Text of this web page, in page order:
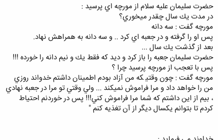
ﺣﻀﺮﺕ ﺳﻠﻴﻤﺎﻥ ﻋﻠﻴﻪ ﺳﻼﻡ ﺍﺯ ﻣﻮﺭﭼﻪ ﺍﻱ ﭘﺮﺳﻴﺪ :
ﺩﺭ ﻣﺪﺕ ﻳﻚ ﺳﺎﻝ ﭼﻘﺪﺭ ﻣﻴﺨﻮﺭﻱ؟
ﻣﻮﺭﭼﻪ ﮔﻔﺖ : ﺳﻪ ﺩﺍﻧﻪ
ﭘﺲ ﺍﻭ ﺭﺍ ﮔﺮﻓﺘﻪ ﻭ ﺩﺭ ﺟﻌﺒﻪ ﺍﻱ ﻛﺮﺩ .. ﻭ ﺳﻪ ﺩﺍﻧﻪ ﺑﻪ ﻫﻤﺮﺍﻫﺶ ﻧﻬﺎﺩ.
ﺑﻌﺪ ﺍﺯ ﮔﺬﺷﺖ ﻳﻚ ﺳﺎﻝ ...
ﺣﻀﺮﺕ ﺳﻠﻴﻤﺎﻥ ﺟﻌﺒﻪ ﺭﺍ ﺑﺎﺯ ﻛﺮﺩ ﻭ ﺩﻳﺪ ﻛﻪ ﻓﻘﻂ ﻳﻚ ﻭ ﻧﻴﻢ ﺩﺍﻧﻪ ﺭﺍ ﺧﻮﺭﺩﻩ !!!
ﭘﺲ ﺑﺎ ﺗﻌﺠﺐ ﺍﺯ ﻣﻮﺭﭼﻪ ﭘﺮﺳﻴﺪ ﭼﺮﺍ ؟
ﻣﻮﺭﭼﻪ ﮔﻔﺖ : ﭼﻮﻥ ﻭﻗﺘﻴ ﻜﻪ ﻣﻦ ﺁﺯﺍﺩ ﺑﻮﺩﻡ ﺍﻃﻤﻴﻨﺎﻥ داشتم ﺧﺪﻭﺍﻧﺪ ﺭﻭﺯﻱ
ﻣﻦ ﺭﺍ ﺧﻮﺍﻫﺪ ﺩﺍﺩ ﻭ ﻣﺮﺍ ﻓﺮﺍﻣﻮﺵ ﻧﻤﻴﻜﻨﺪ ... ﻭﻟﻲ ﻭﻗﺘﻲ ﺗﻮ ﻣﺮﺍ ﺩﺭ ﺟﻌﺒﻪ ﻧﻬﺎﺩﻱ
، ﺑﻴﻢ ﺍﺯ ﺍﻳﻦ ﺩﺍﺷﺘﻢ ﻛﻪ ﺷﻤﺎ ﻣﺮﺍ ﻓﺮﺍﻣﻮﺵ ﻛﻨﻲ!!! ﭘﺲ ﺩﺭ ﺧﻮﺭﺩﻧﻢ ﺍﺣﺘﻴﺎﻁ
ﻛﺮﺩﻡ ﺗﺎ ﺑﺘﻮﺍﻧﻢ ﻳﻜﺴﺎﻝ ﺩﻳﮕﺮ ﺍﺯ ﺁﻥ ﺗﻐﺬﻳﻪ ﻛﻨﻢ "